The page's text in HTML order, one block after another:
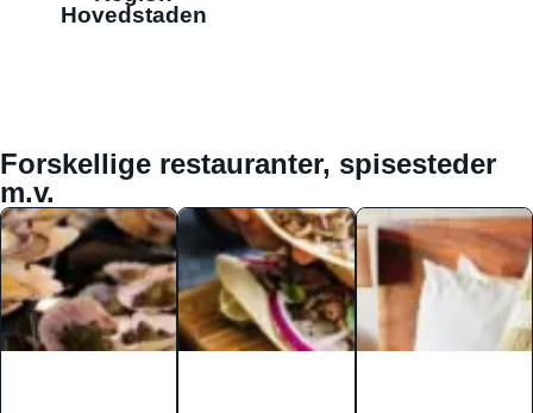
Hovedstaden
Forskellige restauranter, spisesteder
m.v.